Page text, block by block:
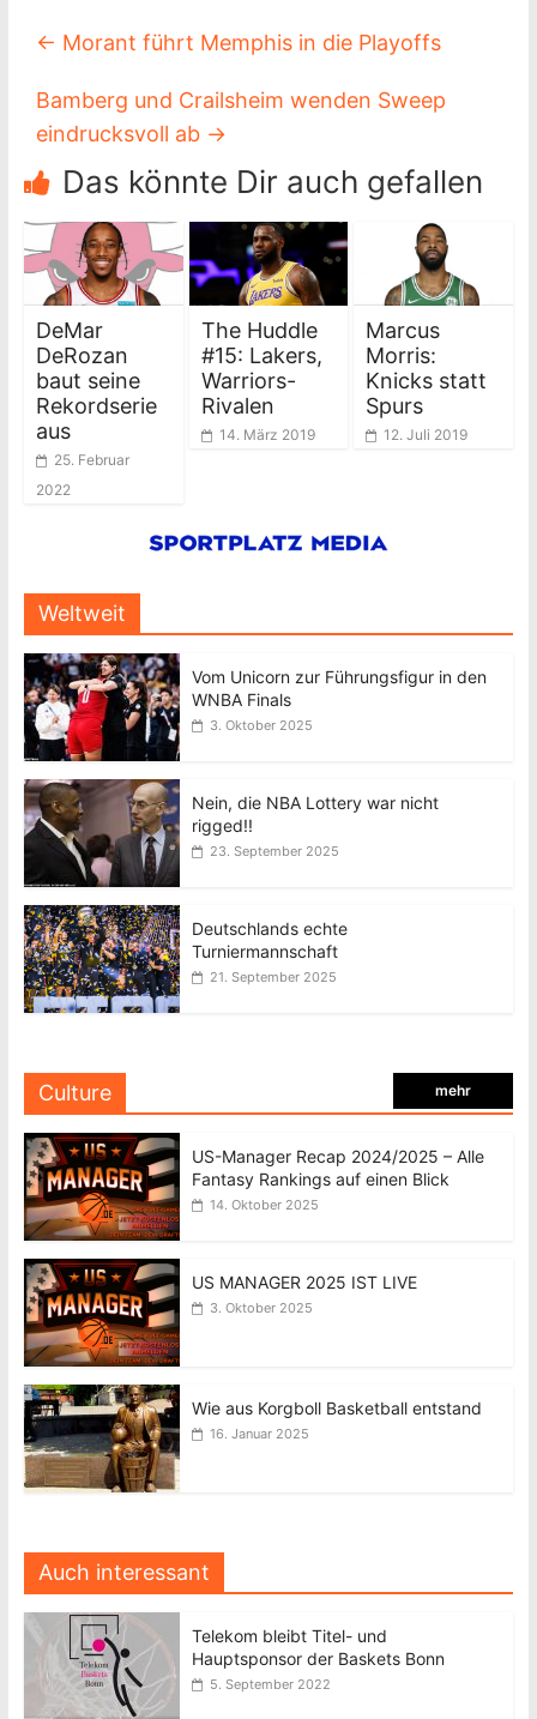
← Morant führt Memphis in die Playoffs
Bamberg und Crailsheim wenden Sweep
eindrucksvoll ab →
Das könnte Dir auch gefallen
DeMar
DeRozan
baut seine
Rekordserie
aus
25. Februar
2022
The Huddle
#15: Lakers,
Warriors-
Rivalen
14. März 2019
Marcus
Morris:
Knicks statt
Spurs
12. Juli 2019
Weltweit
Vom Unicorn zur Führungsfigur in den
WNBA Finals
3. Oktober 2025
Nein, die NBA Lottery war nicht
rigged!!
23. September 2025
Deutschlands echte
Turniermannschaft
21. September 2025
Culture mehr
US-Manager Recap 2024/2025 – Alle
Fantasy Rankings auf einen Blick
14. Oktober 2025
US MANAGER 2025 IST LIVE
3. Oktober 2025
Wie aus Korgboll Basketball entstand
16. Januar 2025
Auch interessant
Telekom bleibt Titel- und
Hauptsponsor der Baskets Bonn
5. September 2022